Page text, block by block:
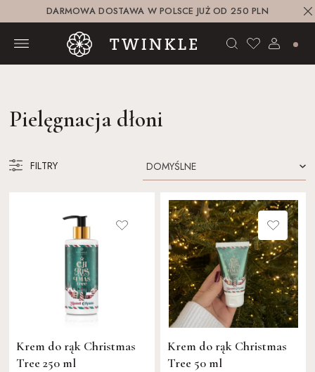
DARMOWA DOSTAWA W POLSCE JUŻ OD 250 PLN
Pielęgnacja dłoni
FILTRY
Krem do rąk Christmas
Tree 250 ml
Krem do rąk Christmas
Tree 50 ml